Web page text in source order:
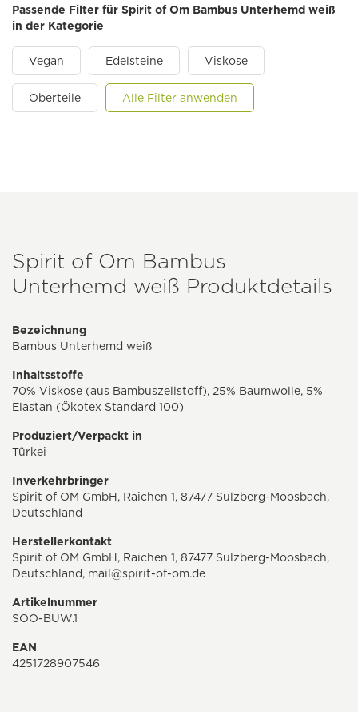
Passende Filter für Spirit of Om Bambus Unterhemd weiß
in der Kategorie
Vegan Edelsteine Viskose
Oberteile Alle Filter anwenden
Spirit of Om Bambus
Unterhemd weiß Produktdetails
Bezeichnung
Bambus Unterhemd weiß
Inhaltsstoffe
70% Viskose (aus Bambuszellstoff), 25% Baumwolle, 5%
Elastan (Ökotex Standard 100)
Produziert/Verpackt in
Türkei
Inverkehrbringer
Spirit of OM GmbH, Raichen 1, 87477 Sulzberg-Moosbach,
Deutschland
Herstellerkontakt
Spirit of OM GmbH, Raichen 1, 87477 Sulzberg-Moosbach,
Deutschland, mail@spirit-of-om.de
Artikelnummer
SOO-BUW.1
EAN
4251728907546